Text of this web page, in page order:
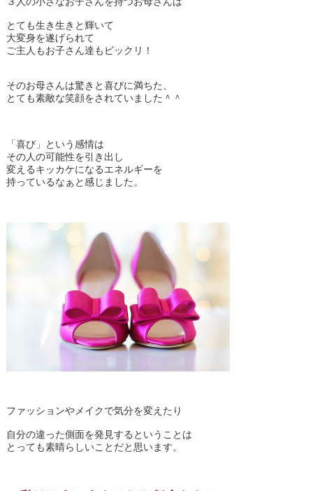
とても生き生きと輝いて
大変身を遂げられて
ご主人もお子さん達もビックリ！
そのお母さんは驚きと喜びに満ちた、
とても素敵な笑顔をされていました＾＾
「喜び」という感情は
その人の可能性を引き出し
変えるキッカケになるエネルギーを
持っているなぁと感じました。
ファッションやメイクで気分を変えたり
自分の違った側面を発見するということは
とっても素晴らしいことだと思います。